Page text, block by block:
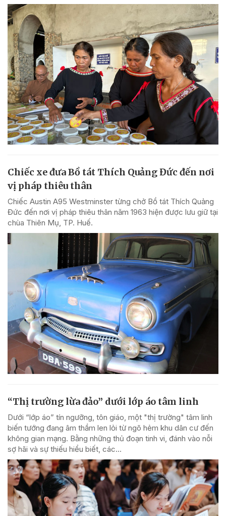
Chiếc xe đưa Bồ tát Thích Quảng Đức đến nơi
vị pháp thiêu thân
Chiếc Austin A95 Westminster từng chở Bồ tát Thích Quảng
Đức đến nơi vị pháp thiêu thân năm 1963 hiện được lưu giữ tại
chùa Thiên Mụ, TP. Huế.
“Thị trường lừa đảo” dưới lớp áo tâm linh
Dưới “lớp áo” tín ngưỡng, tôn giáo, một "thị trường" tâm linh
biến tướng đang âm thầm len lỏi từ ngõ hẻm khu dân cư đến
không gian mạng. Bằng những thủ đoạn tinh vi, đánh vào nỗi
sợ hãi và sự thiếu hiểu biết, các...